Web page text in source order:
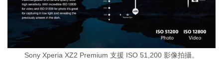
Sony Xperia XZ2 Premium 支援 ISO 51,200 影像拍攝。